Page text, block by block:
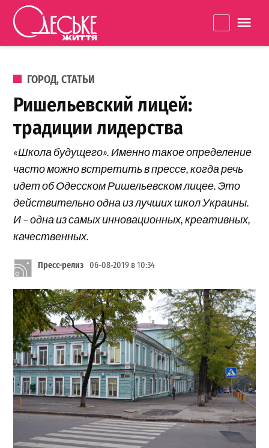
Перейти к содержанию
життя
ОПУБЛИКОВАНО В
ГОРОД,СТАТЬИ
Ришельевский лицей:
традиции лидерства
«Школа будущего». Именно такое определение
часто можно встретить в прессе, когда речь
идет об Одесском Ришельевском лицее. Это
действительно одна из лучших школ Украины.
И – одна из самых инновационных, креативных,
качественных.
Пресс-релиз 06-08-2019 в 10:34